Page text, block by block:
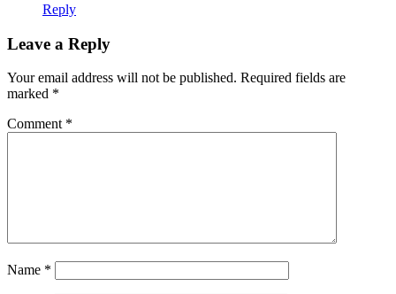
Reply
Leave a Reply
Your email address will not be published. Required fields are
marked *
Comment *
Name *